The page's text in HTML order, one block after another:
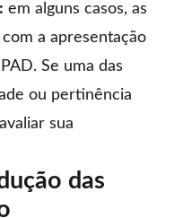
em alguns casos, as
a apresentação
Se uma das
ou pertinência
sua
das